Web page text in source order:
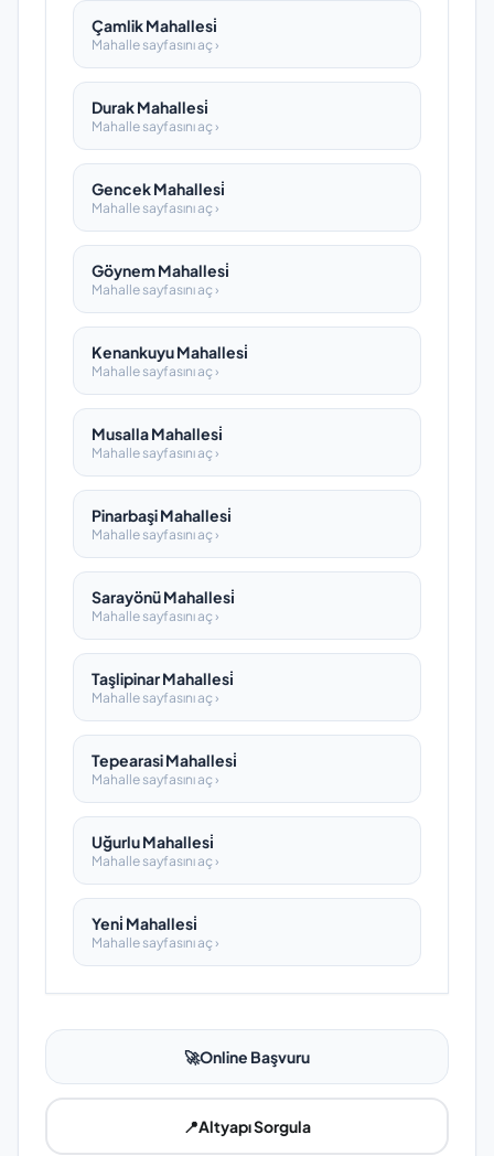
Çamlik Mahallesi̇
Mahalle sayfasını aç ›
Durak Mahallesi̇
Mahalle sayfasını aç ›
Gencek Mahallesi̇
Mahalle sayfasını aç ›
Göynem Mahallesi̇
Mahalle sayfasını aç ›
Kenankuyu Mahallesi̇
Mahalle sayfasını aç ›
Musalla Mahallesi̇
Mahalle sayfasını aç ›
Pinarbaşi Mahallesi̇
Mahalle sayfasını aç ›
Sarayönü Mahallesi̇
Mahalle sayfasını aç ›
Taşlipinar Mahallesi̇
Mahalle sayfasını aç ›
Tepearasi Mahallesi̇
Mahalle sayfasını aç ›
Uğurlu Mahallesi̇
Mahalle sayfasını aç ›
Yeni̇ Mahallesi̇
Mahalle sayfasını aç ›
🚀Online Başvuru
📍Altyapı Sorgula